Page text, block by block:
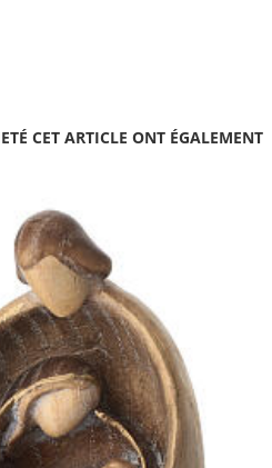
CET ARTICLE ONT ÉGALEMENT